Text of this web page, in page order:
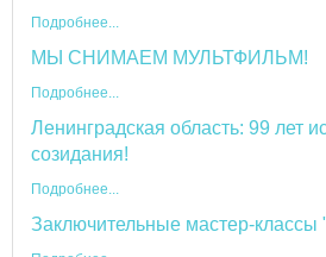
Подробнее...
МЫ СНИМАЕМ МУЛЬТФИЛЬМ!
Подробнее...
Ленинградская область: 99 лет
созидания!
Подробнее...
Заключительные мастер-классы